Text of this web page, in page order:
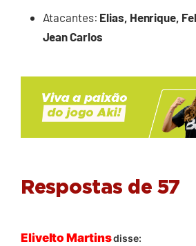
Atacantes: Elias, Henrique,
Jean Carlos
Respostas de 57
Elivelto Martinsdisse: